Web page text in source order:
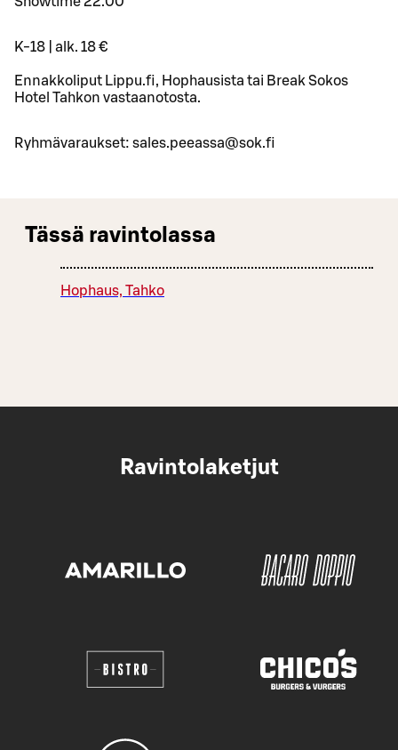
K-18 | alk. 18 €
Ennakkoliput Lippu.fi, Hophausista tai Break Sokos
Hotel Tahkon vastaanotosta.
Ryhmävaraukset: sales.peeassa@sok.fi
Tässä ravintolassa
Hophaus, Tahko
Ravintolaketjut